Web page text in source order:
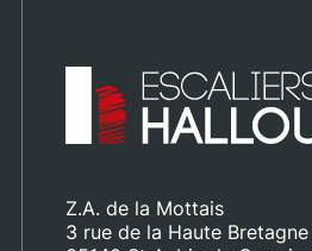
Z.A. de la Mottais
3 rue de la Haute Bretagne